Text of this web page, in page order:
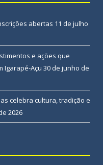
abertas 11 de julho
e ações que
Igarapé-Açu 30 de junho de
celebra cultura, tradição e
2026